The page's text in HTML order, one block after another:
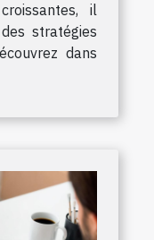
il
stratégies
dans